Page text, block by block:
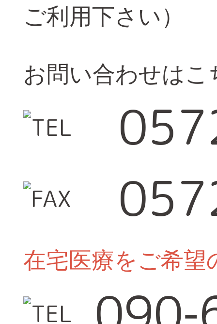
ご利用下さい）
お問い合わせはこ
在宅医療をご希望
-